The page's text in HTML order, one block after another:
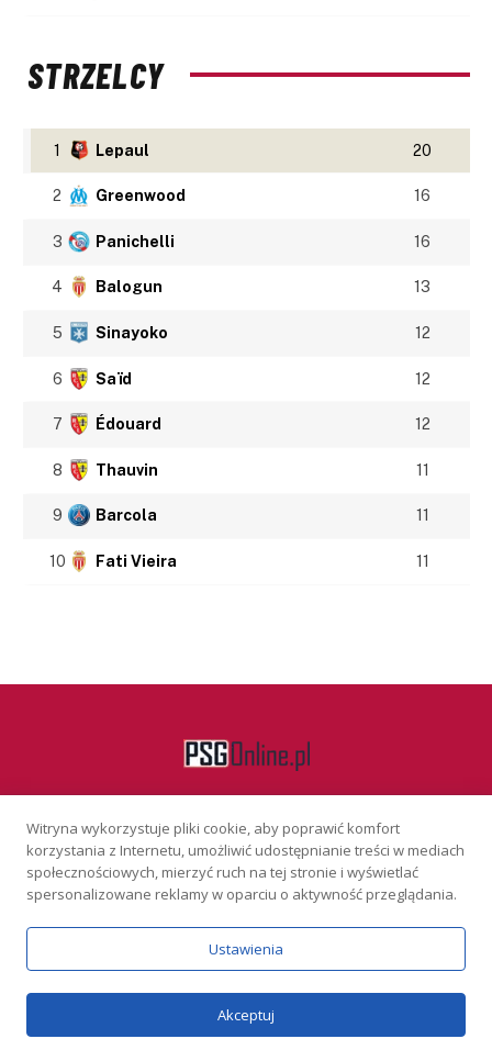
STRZELCY
1 Lepaul 20
2 Greenwood 16
3 Panichelli 16
4 Balogun 13
5 Sinayoko 12
6 Saïd 12
7 Édouard 12
8 Thauvin 11
9 Barcola 11
10 Fati Vieira 11
Facebook
KONTAKT REKLAMA POLITYKA PRYWATNOŚCI
Serwis wyłącznie dla osób powyżej 18 lat. Hazard może uzależniać.
Graj odpowiedzialnie.Szczegóły
Copyright © 2026 PSGonline.pl
Witryna wykorzystuje pliki cookie, aby poprawić komfort
korzystania z Internetu, umożliwić udostępnianie treści w mediach
społecznościowych, mierzyć ruch na tej stronie i wyświetlać
spersonalizowane reklamy w oparciu o aktywność przeglądania.
Ustawienia
Akceptuj